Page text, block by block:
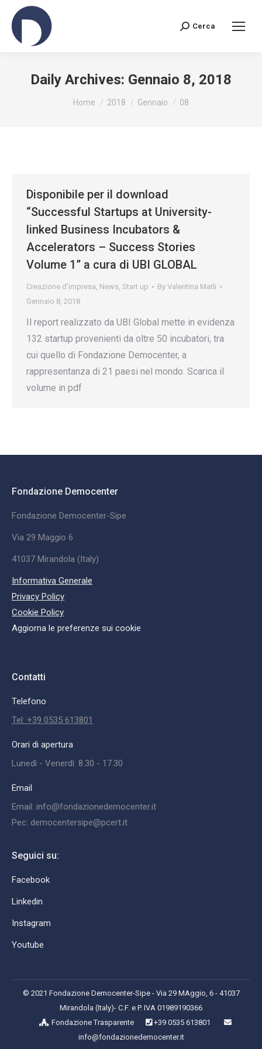
Search:
Cerca
Daily Archives: Gennaio 8, 2018
You are here:
Home 2018 Gennaio 08
Disponibile per il download
“Successful Startups at University-
linked Business Incubators &
Accelerators – Success Stories
Volume 1” a cura di UBI GLOBAL
Creazione d’impresa, News, Start up By Valentina Matli
Gennaio 8, 2018
Il report realizzato da UBI Global mette in evidenza
132 startup provenienti da oltre 50 incubatori, tra
cui quello di Fondazione Democenter, a
rappresentanza di 21 paesi nel mondo. Scarica il
volume in pdf
Fondazione Democenter
Fondazione Democenter-Sipe
Via 29 Maggio 6
41037 Mirandola (Italy)
Informativa Generale
Privacy Policy
Cookie Policy
Aggiorna le preferenze sui cookie
Contatti
Telefono
Tel: +39 0535 613801
Orari di apertura
Lunedì - Venerdì: 8.30 - 17.30
Email
Email: info@fondazionedemocenter.it
Pec: democentersipe@pcert.it
Seguici su:
Facebook
Linkedin
Instagram
Youtube
© 2021 Fondazione Democenter-Sipe - Via 29 MAggio, 6 - 41037
Mirandola (Italy)- C.F. e P. IVA 01989190366
Fondazione Trasparente
+39 0535 613801
info@fondazionedemocenter.it